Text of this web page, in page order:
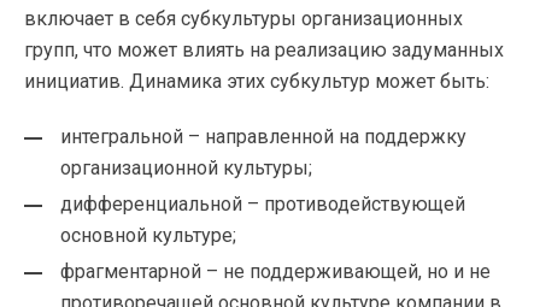
включает в себя субкультуры организационных
групп, что может влиять на реализацию задуманных
инициатив. Динамика этих субкультур может быть:
интегральной – направленной на поддержку
организационной культуры;
дифференциальной – противодействующей
основной культуре;
фрагментарной – не поддерживающей, но и не